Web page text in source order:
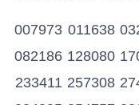
007973 011638
082186 128080
233411 257308